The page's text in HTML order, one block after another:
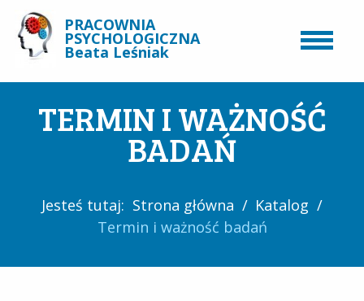
PRACOWNIA
PSYCHOLOGICZNA
Beata Leśniak
TERMIN I WAŻNOŚĆ
BADAŃ
Jesteś tutaj: Strona główna / Katalog /
Termin i ważność badań